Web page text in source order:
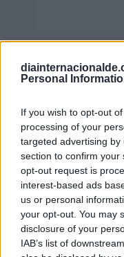
Personal
If you wish to opt-out
processing of your
targeted advertising
section to confirm your
opt-out request is
interest-based ads
us or personal
your opt-out. You may
disclosure of your
IAB’s list of
Secciones
Noticias y
Internacionales
Onomástica.
Semanas
Años
Qué se celebra
Eventos